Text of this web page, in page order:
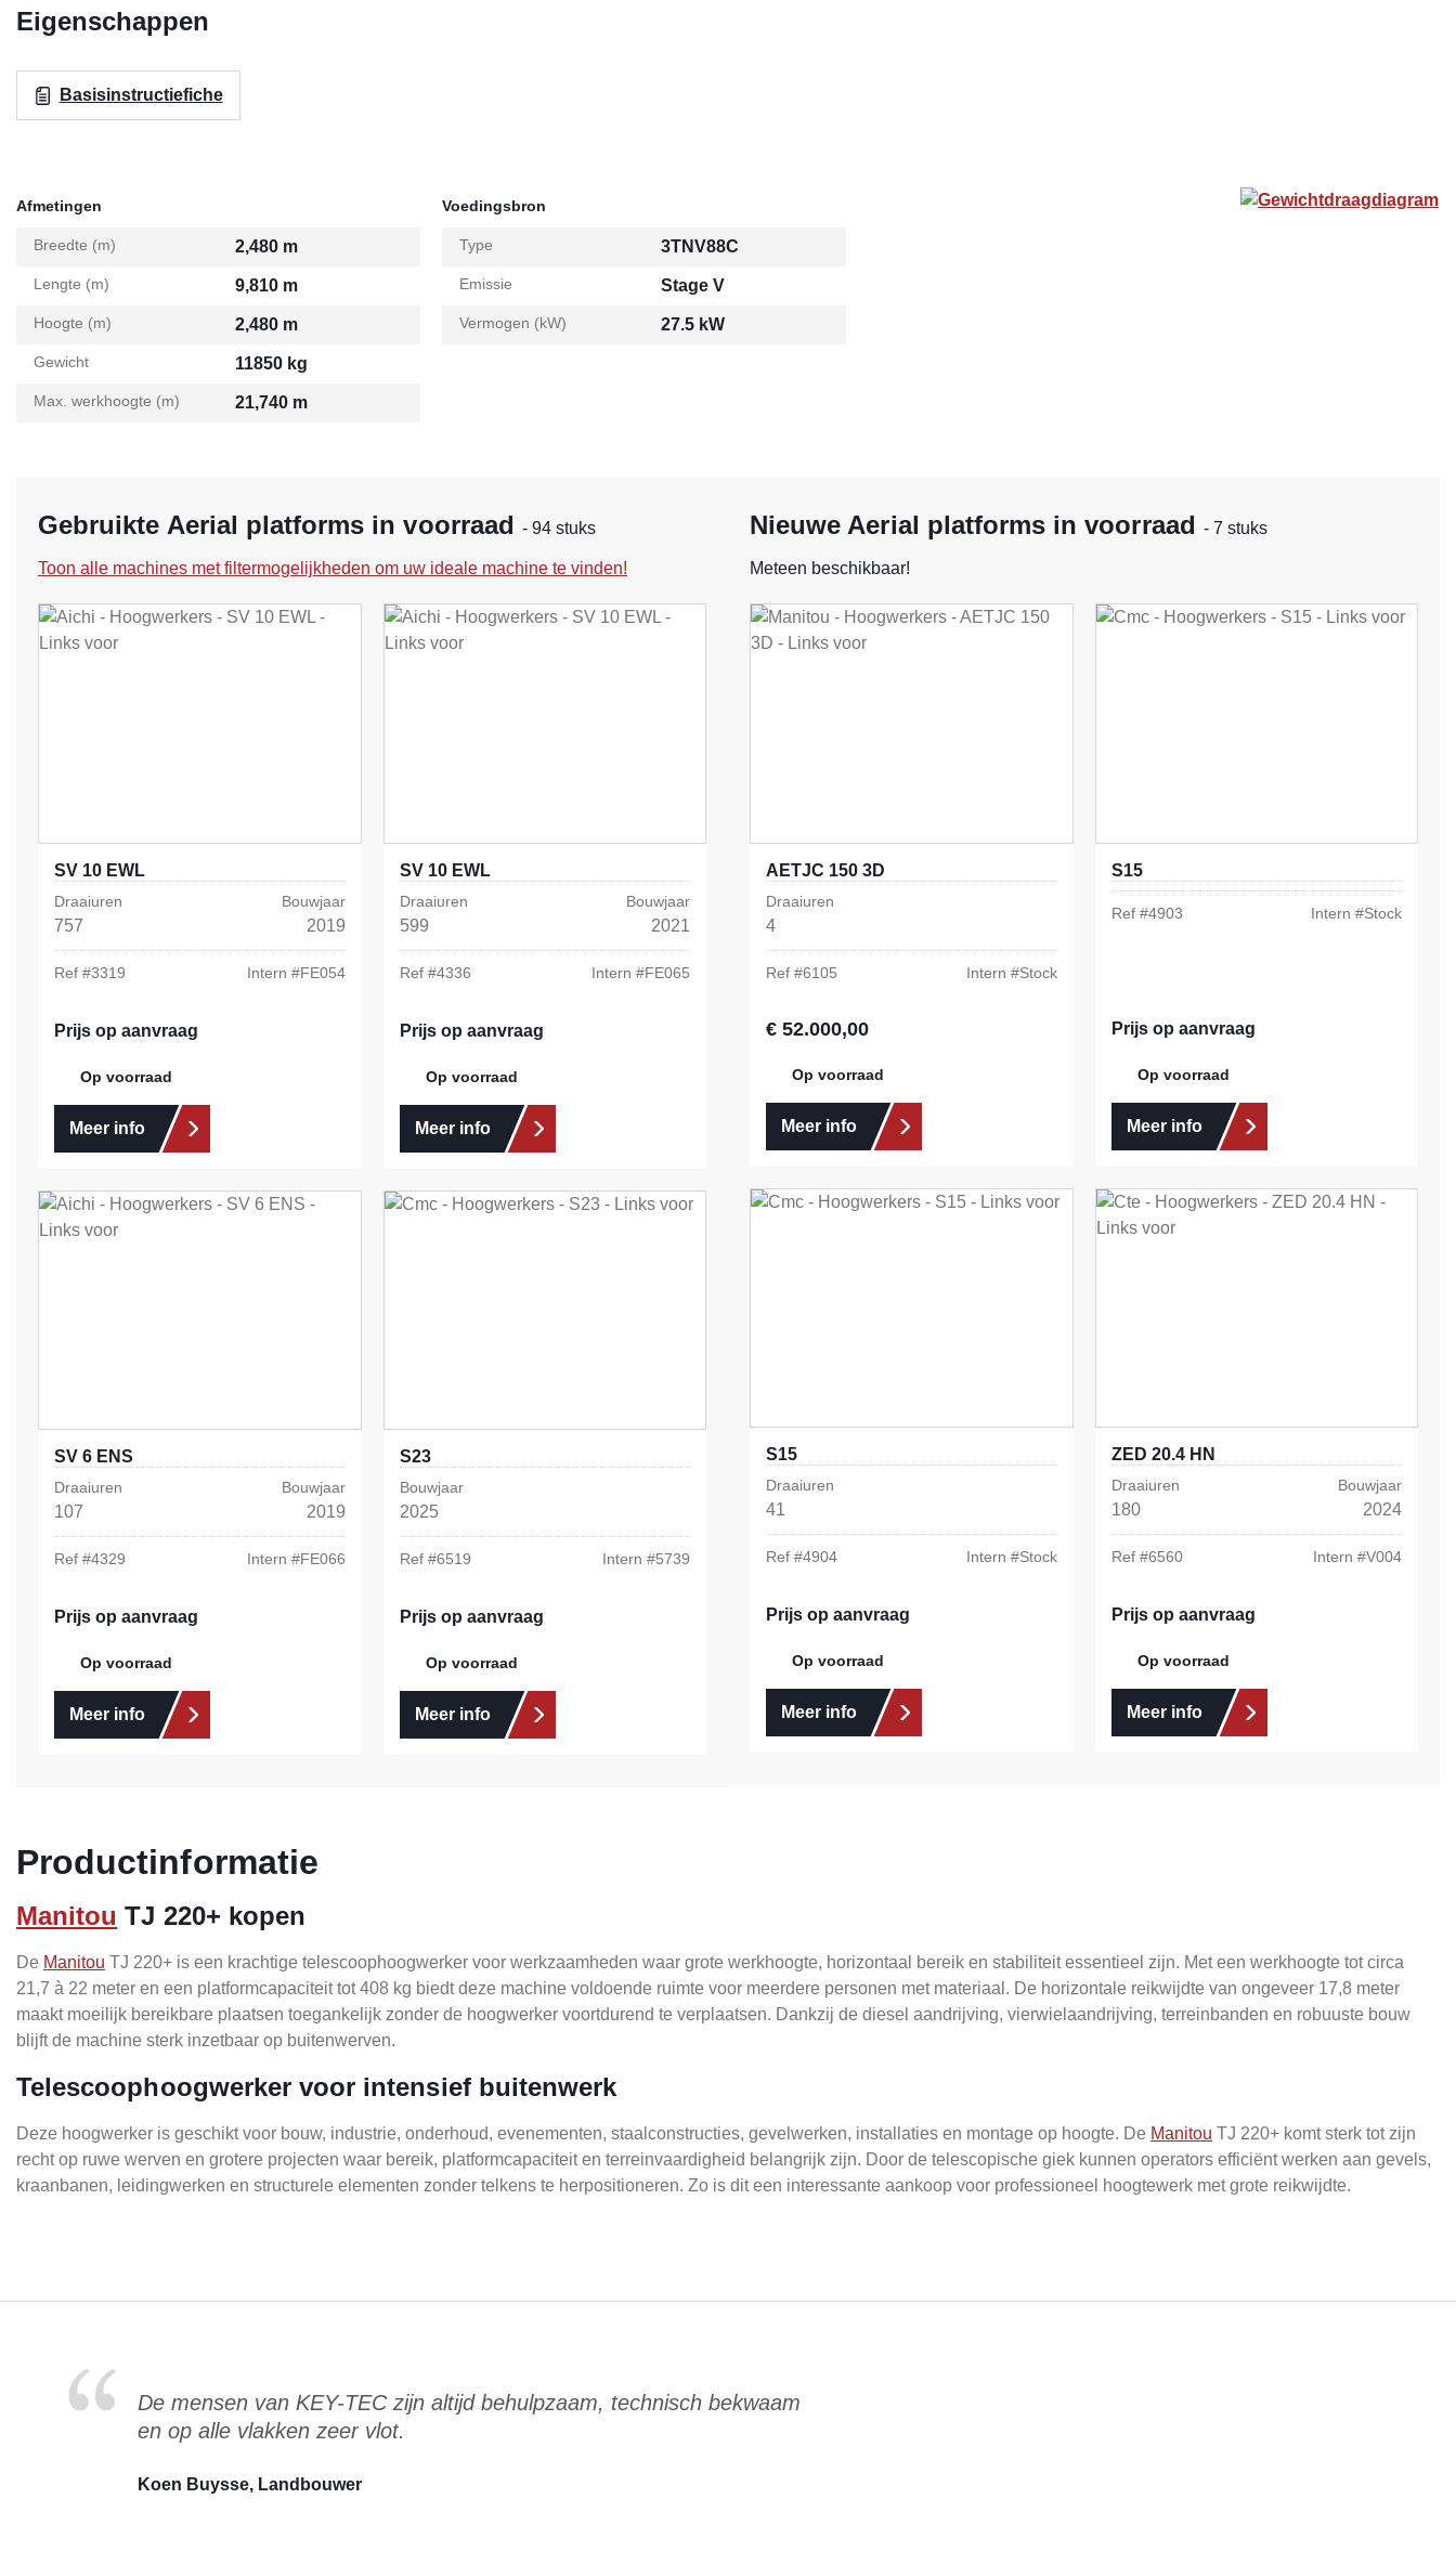
Eigenschappen
Basisinstructiefiche
Afmetingen
Breedte (m) 2,480 m
Lengte (m) 9,810 m
Hoogte (m) 2,480 m
Gewicht 11850 kg
Max. werkhoogte (m) 21,740 m
Voedingsbron
Type 3TNV88C
Emissie Stage V
Vermogen (kW) 27.5 kW
Gewichtdraagdiagram
Gebruikte Aerial platforms in voorraad - 94 stuks
Toon alle machines met filtermogelijkheden om uw ideale machine te vinden!
SV 10 EWL
Draaiuren
757
Bouwjaar
2019
Ref #3319 Intern #FE054
Prijs op aanvraag
Op voorraad
Meer info
SV 10 EWL
Draaiuren
599
Bouwjaar
2021
Ref #4336 Intern #FE065
Prijs op aanvraag
Op voorraad
Meer info
SV 6 ENS
Draaiuren
107
Bouwjaar
2019
Ref #4329 Intern #FE066
Prijs op aanvraag
Op voorraad
Meer info
S23
Bouwjaar
2025
Ref #6519 Intern #5739
Prijs op aanvraag
Op voorraad
Meer info
Nieuwe Aerial platforms in voorraad - 7 stuks
Meteen beschikbaar!
AETJC 150 3D
Draaiuren
4
Ref #6105 Intern #Stock
Normale prijs:
€ 52.000,00
Op voorraad
Meer info
S15
Ref #4903 Intern #Stock
Prijs op aanvraag
Op voorraad
Meer info
S15
Draaiuren
41
Ref #4904 Intern #Stock
Prijs op aanvraag
Op voorraad
Meer info
ZED 20.4 HN
Draaiuren
180
Bouwjaar
2024
Ref #6560 Intern #V004
Prijs op aanvraag
Op voorraad
Meer info
Productinformatie
Manitou TJ 220+ kopen
De Manitou TJ 220+ is een krachtige telescoophoogwerker voor werkzaamheden waar grote werkhoogte, horizontaal bereik en stabiliteit essentieel zijn. Met een werkhoogte tot circa
21,7 à 22 meter en een platformcapaciteit tot 408 kg biedt deze machine voldoende ruimte voor meerdere personen met materiaal. De horizontale reikwijdte van ongeveer 17,8 meter
maakt moeilijk bereikbare plaatsen toegankelijk zonder de hoogwerker voortdurend te verplaatsen. Dankzij de diesel aandrijving, vierwielaandrijving, terreinbanden en robuuste bouw
blijft de machine sterk inzetbaar op buitenwerven.
Telescoophoogwerker voor intensief buitenwerk
Deze hoogwerker is geschikt voor bouw, industrie, onderhoud, evenementen, staalconstructies, gevelwerken, installaties en montage op hoogte. De Manitou TJ 220+ komt sterk tot zijn
recht op ruwe werven en grotere projecten waar bereik, platformcapaciteit en terreinvaardigheid belangrijk zijn. Door de telescopische giek kunnen operators efficiënt werken aan gevels,
kraanbanen, leidingwerken en structurele elementen zonder telkens te herpositioneren. Zo is dit een interessante aankoop voor professioneel hoogtewerk met grote reikwijdte.
De mensen van KEY-TEC zijn altijd behulpzaam, technisch bekwaam
en op alle vlakken zeer vlot.
Koen Buysse, Landbouwer